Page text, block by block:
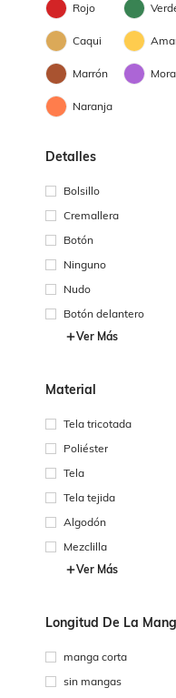
Rojo
Caqui
Marrón
Naranja
Detalles
Bolsillo
Cremallera
Botón
Ninguno
Nudo
Botón delantero
Ver Más
Material
Tela tricotada
Poliéster
Tela
Tela tejida
Algodón
Mezclilla
Ver Más
Longitud De La
manga corta
sin mangas